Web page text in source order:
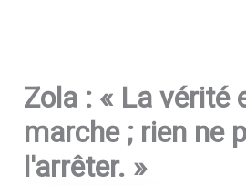
Zola : « La vérité
marche ; rien ne
l'arrêter. »